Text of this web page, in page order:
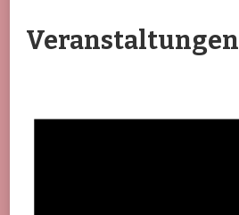
Veranstaltungen